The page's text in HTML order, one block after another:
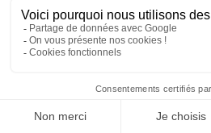
Pâte à tartiner mariage